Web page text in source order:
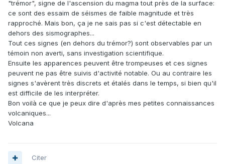
"trémor", signe de l'ascension du magma tout près de la surface:
ce sont des essaim de séismes de faible magnitude et très
rapproché. Mais bon, ça je ne sais pas si c'est détectable en
dehors des sismographes...
Tout ces signes (en dehors du trémor?) sont observables par un
témoin non averti, sans investigation scientifique.
Ensuite les apparences peuvent être trompeuses et ces signes
peuvent ne pas être suivis d'activité notable. Ou au contraire les
signes s'avèrent très discrets et étalés dans le temps, si bien qu'il
est difficile de les interpréter.
Bon voilà ce que je peux dire d'après mes petites connaissances
volcaniques...
Volcana
Citer